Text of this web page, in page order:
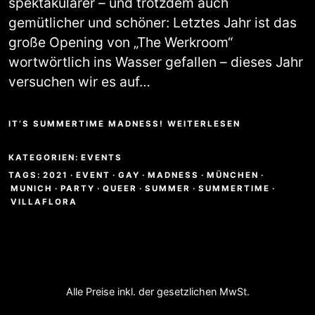
gemütlicher und schöner: Letztes Jahr ist das
große Opening von „The Werkroom“
wortwörtlich ins Wasser gefallen – dieses Jahr
versuchen wir es auf…
IT’S SUMMERTIME MADNESS! WEITERLESEN
KATEGORIEN: EVENTS
TAGS: 2021 · EVENT · GAY · MADNESS · MÜNCHEN ·
MUNICH · PARTY · QUEER · SUMMER · SUMMERTIME ·
VILLAFLORA
Alle Preise inkl. der gesetzlichen MwSt.